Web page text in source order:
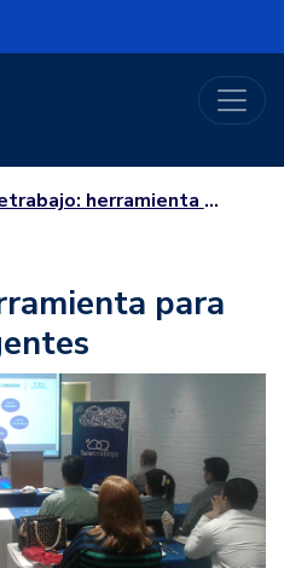
de Colombia
herramienta para ciudades inteligentes
para